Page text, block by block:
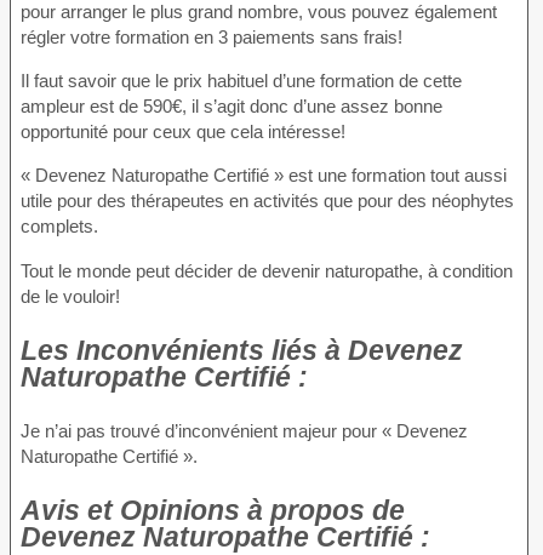
pour arranger le plus grand nombre, vous pouvez également
régler votre formation en 3 paiements sans frais!
Il faut savoir que le prix habituel d’une formation de cette
ampleur est de 590€, il s’agit donc d’une assez bonne
opportunité pour ceux que cela intéresse!
« Devenez Naturopathe Certifié » est une formation tout aussi
utile pour des thérapeutes en activités que pour des néophytes
complets.
Tout le monde peut décider de devenir naturopathe, à condition
de le vouloir!
Les Inconvénients liés à Devenez
Naturopathe Certifié :
Je n’ai pas trouvé d’inconvénient majeur pour « Devenez
Naturopathe Certifié ».
Avis et Opinions à propos de
Devenez Naturopathe Certifié :